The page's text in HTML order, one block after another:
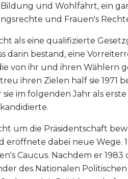
und Wohlfahrt, ein
und Frauen's
als eine qualifizierte
darin bestand, eine
von ihr und ihren Wählern
ihren Zielen half sie 1971
sie im folgenden Jahr als
um die Präsidentschaft
eröffnete dabei neue Wege.
Caucus. Nachdem er
des Nationalen